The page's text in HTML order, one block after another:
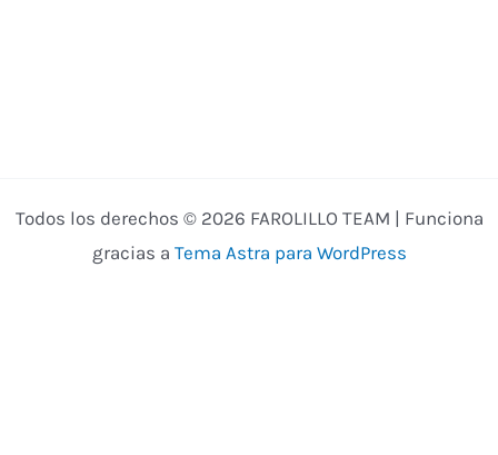
Todos los derechos © 2026 FAROLILLO TEAM | Funciona
gracias a Tema Astra para WordPress